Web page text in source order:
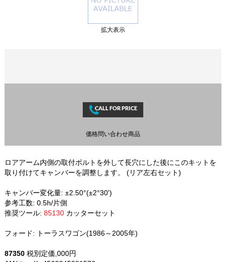
拡大表示
価格問い合わせ商品
ロアアーム内側の取付ボルトを外して長穴にした後にこのキットを
取り付けてキャンバーを調整します。 (リア左右セット)
キャンバー変化量: ±2.50°(±2°30')
参考工数: 0.5h/片側
推奨ツール:85130 カッターセット
フォード: トーラスワゴン(1986～2005年)
87350 税別定価,000円